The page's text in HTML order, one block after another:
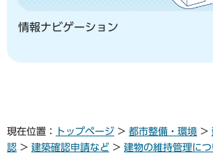
情報ナビゲーション
現在位置： トップページ > 都市整備・環境 >
認 > 建築確認申請など > 建物の維持管理につ